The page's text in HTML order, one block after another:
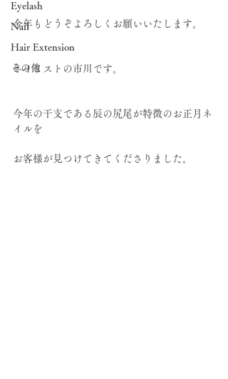
Eyelash
Nail
Hair Extension
その他
今年もどうぞよろしくお願いいたします。
ネイリストの市川です。
今年の干支である辰の尻尾が特徴のお正月ネ
イルを
お客様が見つけてきてくださりました。